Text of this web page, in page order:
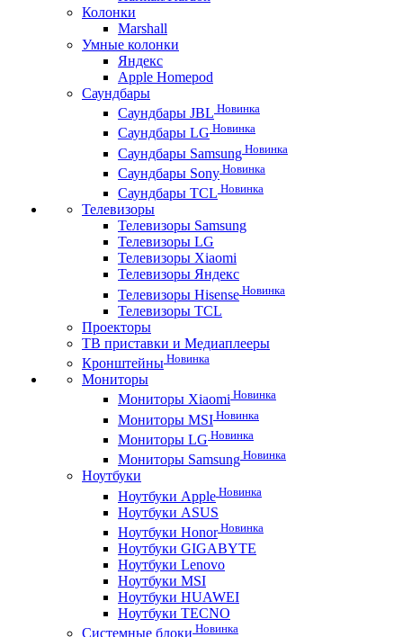
Колонки
Marshall
Умные колонки
Яндекс
Apple Homepod
Саундбары
Саундбары JBL Новинка
Саундбары LG Новинка
Саундбары Samsung Новинка
Саундбары Sony Новинка
Саундбары TCL Новинка
Телевизоры
Телевизоры Samsung
Телевизоры LG
Телевизоры Xiaomi
Телевизоры Яндекс
Телевизоры Hisense Новинка
Телевизоры TCL
Проекторы
ТВ приставки и Медиаплееры
Кронштейны Новинка
Мониторы
Мониторы Xiaomi Новинка
Мониторы MSI Новинка
Мониторы LG Новинка
Мониторы Samsung Новинка
Ноутбуки
Ноутбуки Apple Новинка
Ноутбуки ASUS
Ноутбуки HonorНовинка
Ноутбуки GIGABYTE
Ноутбуки Lenovo
Ноутбуки MSI
Ноутбуки HUAWEI
Ноутбуки TECNO
Системные блоки Новинка